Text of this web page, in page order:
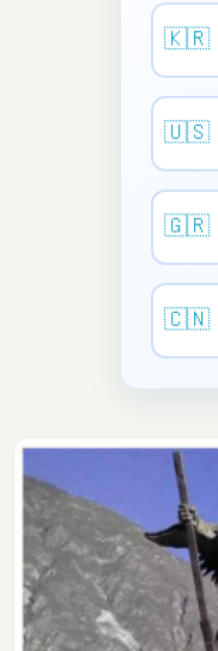
🇰🇷
🇺🇸
🇬🇷
🇨🇳